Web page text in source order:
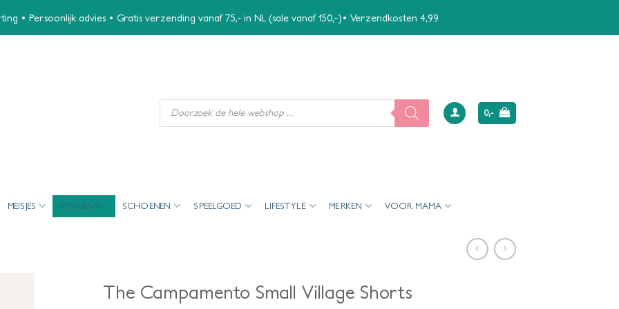
• Persoonlijk advies • Gratis verzending vanaf 75,- in NL (sale vanaf 150,-)• Verzendkosten 4,99
Producten
zoeken
0,-
MEISJES JONGENS SCHOENEN SPEELGOED LIFESTYLE MERKEN VOOR MAMA
The Campamento Small Village Shorts